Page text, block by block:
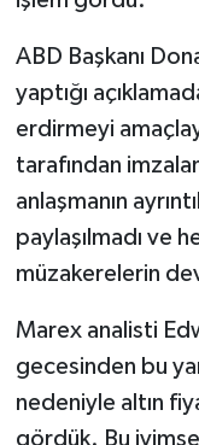
ABD Başkanı
yaptığı
erdirmeyi
tarafından
anlaşmanın
paylaşılmadı ve
müzakerelerin
Marex analisti
gecesinden bu
nedeniyle altın
gördük. Bu